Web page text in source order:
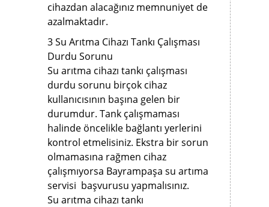
cihazdan alacağınız memnuniyet de
azalmaktadır.
3 Su Arıtma Cihazı Tankı Çalışması
Durdu Sorunu
Su arıtma cihazı tankı çalışması
durdu sorunu birçok cihaz
kullanıcısının başına gelen bir
durumdur. Tank çalışmaması
halinde öncelikle bağlantı yerlerini
kontrol etmelisiniz. Ekstra bir sorun
olmamasına rağmen cihaz
çalışmıyorsa Bayrampaşa su artıma
servisi başvurusu yapmalısınız.
Su arıtma cihazı tankı